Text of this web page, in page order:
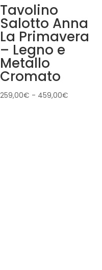
Tavolino
Salotto Anna
La Primavera
– Legno e
Metallo
Cromato
259,00€ - 459,00€